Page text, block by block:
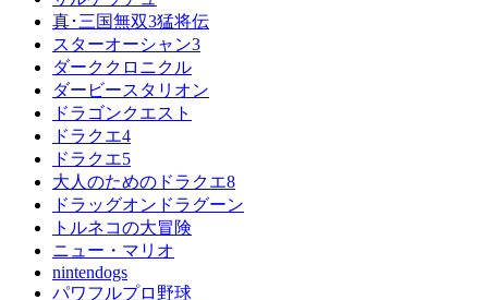
真･三国無双3猛将伝
スターオーシャン3
ダーククロニクル
ダービースタリオン
ドラゴンクエスト
ドラクエ4
ドラクエ5
大人のためのドラクエ8
ドラッグオンドラグーン
トルネコの大冒険
ニュー・マリオ
nintendogs
パワフルプロ野球